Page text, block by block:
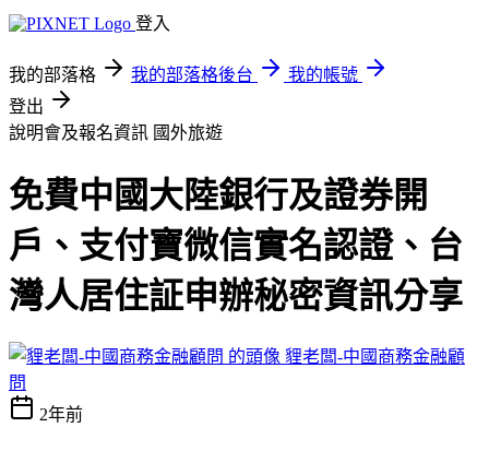
登入
我的部落格 我的部落格後台
我的帳號
登出
說明會及報名資訊 國外旅遊
免費中國大陸銀行及證券開
戶、支付寶微信實名認證、台
灣人居住証申辦秘密資訊分享
貍老闆-中國商務金融顧
問
2年前